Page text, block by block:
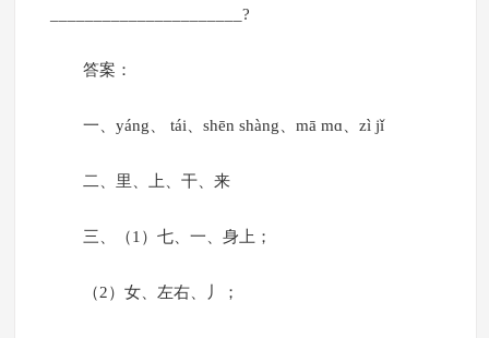
______________________?
答案：
一、yáng、 tái、shēn shàng、mā mɑ、zì jǐ
二、里、上、干、来
三、（1）七、一、身上；
（2）女、左右、丿；